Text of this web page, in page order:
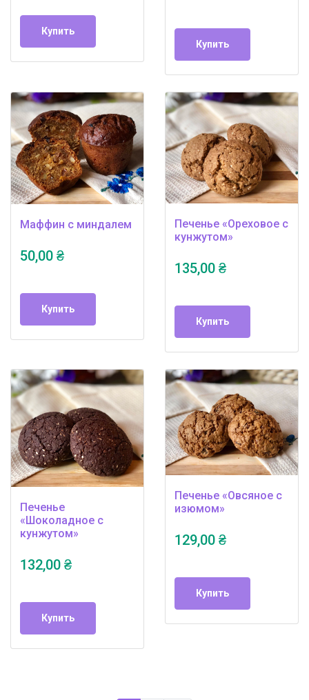
Купить
Купить
Маффин с миндалем
50,00 ₴
Купить
Печенье «Ореховое с
кунжутом»
135,00 ₴
Купить
Печенье
«Шоколадное с
кунжутом»
132,00 ₴
Купить
Печенье «Овсяное с
изюмом»
129,00 ₴
Купить